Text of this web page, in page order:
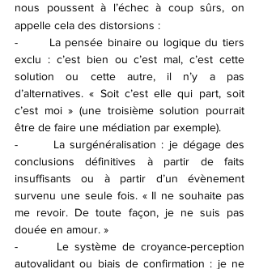
nous poussent à l’échec à coup sûrs, on
appelle cela des distorsions :
-       La pensée binaire ou logique du tiers
exclu : c’est bien ou c’est mal, c’est cette
solution ou cette autre, il n’y a pas
d’alternatives. « Soit c’est elle qui part, soit
c’est moi » (une troisième solution pourrait
être de faire une médiation par exemple).
-       La surgénéralisation : je dégage des
conclusions définitives à partir de faits
insuffisants ou à partir d’un évènement
survenu une seule fois. « Il ne souhaite pas
me revoir. De toute façon, je ne suis pas
douée en amour. »
-       Le système de croyance-perception
autovalidant ou biais de confirmation : je ne